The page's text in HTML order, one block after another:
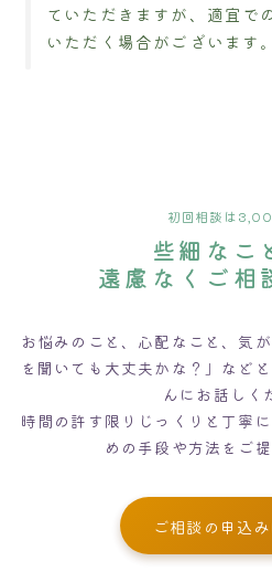
ていただきますが、適宜で
いただく場合がございます。
初回相談は
些細なこ
遠慮なくご相
お悩みのこと、心配なこと、気
を聞いても大丈夫かな？」など
んにお話しく
時間の許す限りじっくりと丁寧
めの手段や方法をご
ご相談の申込